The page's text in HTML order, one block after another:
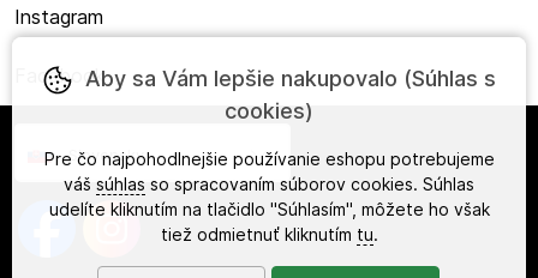
Instagram
Facebook
Slovensky
Aby sa Vám lepšie nakupovalo (Súhlas s
cookies)
Pre čo najpohodlnejšie používanie eshopu potrebujeme
váš súhlas so spracovaním súborov cookies. Súhlas
udelíte kliknutím na tlačidlo "Súhlasím", môžete ho však
tiež odmietnuť kliknutím tu.